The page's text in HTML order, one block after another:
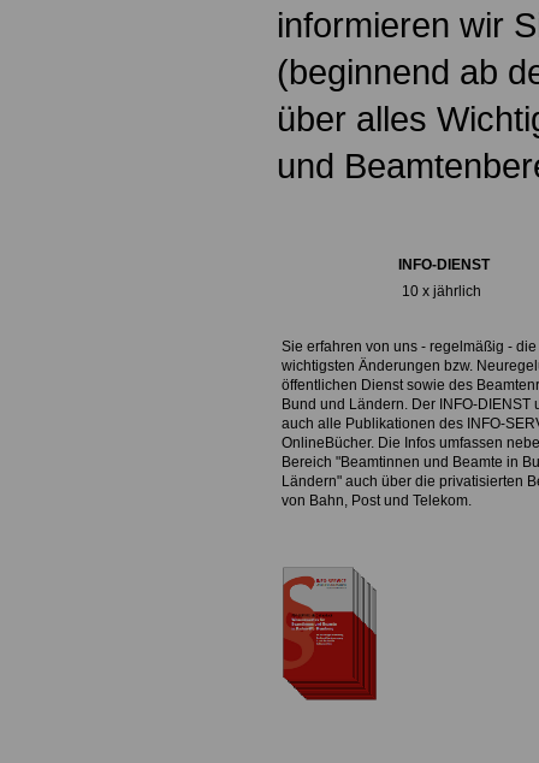
informieren wir
(beginnend ab
über alles
und
INFO-DIENST
10 x jährlich
Sie erfahren von uns - regelmäßig - die
wichtigsten Änderungen bzw.
öffentlichen Dienst sowie des
Bund und Ländern. Der INFO-DIENST
auch alle Publikationen des INFO-
OnlineBücher. Die Infos umfassen
Bereich "Beamtinnen und Beamte in
Ländern" auch über die privatisierten
von Bahn, Post und Telekom.